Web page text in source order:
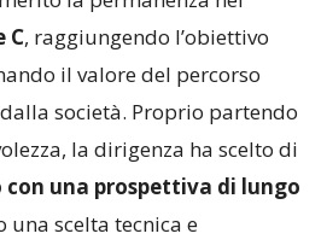
la permanenza nel
, raggiungendo l’obiettivo
il valore del percorso
società. Proprio partendo
la dirigenza ha scelto di
una prospettiva di lungo